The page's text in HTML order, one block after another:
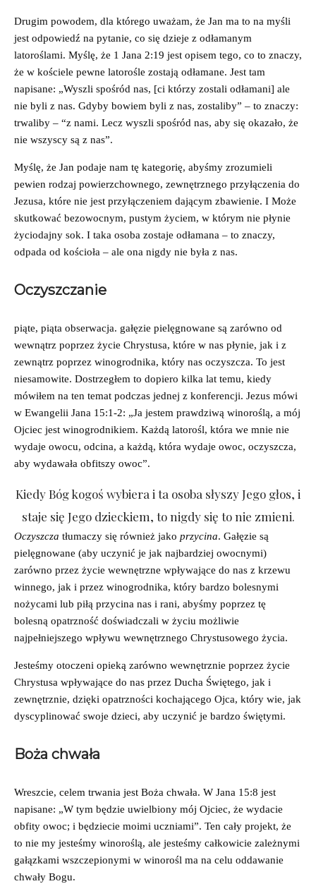
Drugim powodem, dla którego uważam, że Jan ma to na myśli
jest odpowiedź na pytanie, co się dzieje z odłamanym
latoroślami. Myślę, że 1 Jana 2:19 jest opisem tego, co to znaczy,
że w kościele pewne latorośle zostają odłamane. Jest tam
napisane: „Wyszli spośród nas, [ci którzy zostali odłamani] ale
nie byli z nas. Gdyby bowiem byli z nas, zostaliby” – to znaczy:
trwaliby – “z nami. Lecz wyszli spośród nas, aby się okazało, że
nie wszyscy są z nas”.
Myślę, że Jan podaje nam tę kategorię, abyśmy zrozumieli
pewien rodzaj powierzchownego, zewnętrznego przyłączenia do
Jezusa, które nie jest przyłączeniem dającym zbawienie. I Może
skutkować bezowocnym, pustym życiem, w którym nie płynie
życiodajny sok. I taka osoba zostaje odłamana – to znaczy,
odpada od kościoła – ale ona nigdy nie była z nas.
Oczyszczanie
piąte, piąta obserwacja. gałęzie pielęgnowane są zarówno od
wewnątrz poprzez życie Chrystusa, które w nas płynie, jak i z
zewnątrz poprzez winogrodnika, który nas oczyszcza. To jest
niesamowite. Dostrzegłem to dopiero kilka lat temu, kiedy
mówiłem na ten temat podczas jednej z konferencji. Jezus mówi
w Ewangelii Jana 15:1-2: „Ja jestem prawdziwą winoroślą, a mój
Ojciec jest winogrodnikiem. Każdą latorośl, która we mnie nie
wydaje owocu, odcina, a każdą, która wydaje owoc, oczyszcza,
aby wydawała obfitszy owoc”.
Kiedy Bóg kogoś wybiera i ta osoba słyszy Jego głos, i
staje się Jego dzieckiem, to nigdy się to nie zmieni.
Oczyszcza tłumaczy się również jako przycina. Gałęzie są
pielęgnowane (aby uczynić je jak najbardziej owocnymi)
zarówno przez życie wewnętrzne wpływające do nas z krzewu
winnego, jak i przez winogrodnika, który bardzo bolesnymi
nożycami lub piłą przycina nas i rani, abyśmy poprzez tę
bolesną opatrzność doświadczali w życiu możliwie
najpełniejszego wpływu wewnętrznego Chrystusowego życia.
Jesteśmy otoczeni opieką zarówno wewnętrznie poprzez życie
Chrystusa wpływające do nas przez Ducha Świętego, jak i
zewnętrznie, dzięki opatrzności kochającego Ojca, który wie, jak
dyscyplinować swoje dzieci, aby uczynić je bardzo świętymi.
Boża chwała
Wreszcie, celem trwania jest Boża chwała. W Jana 15:8 jest
napisane: „W tym będzie uwielbiony mój Ojciec, że wydacie
obfity owoc; i będziecie moimi uczniami”. Ten cały projekt, że
to nie my jesteśmy winoroślą, ale jesteśmy całkowicie zależnymi
gałązkami wszczepionymi w winorośl ma na celu oddawanie
chwały Bogu.